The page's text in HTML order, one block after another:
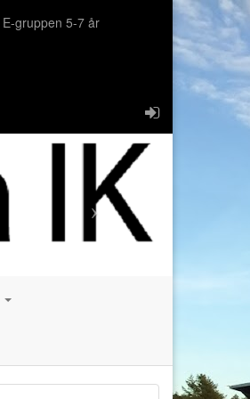
E-gruppen 5-7 år